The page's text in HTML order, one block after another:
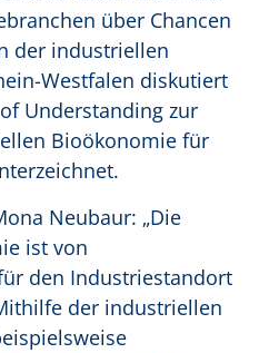
über Chancen
der industriellen
Westfalen diskutiert
Understanding zur
Bioökonomie für
Neubaur: „Die
ist von
den Industriestandort
der industriellen